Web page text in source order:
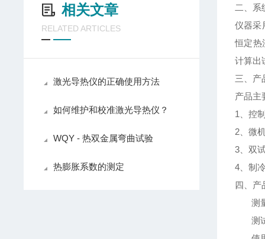
相关文章
RELATED ARTICLES
激光导热仪的正确使用方法
如何维护和校准激光导热仪？
WQY - 热双金属弯曲试验
热膨胀系数的测定
二、系
仪器采
恒定热
计算出
三、产
产品主
1
、控
2 、微
3 、双
4 、制
四、产
测
测